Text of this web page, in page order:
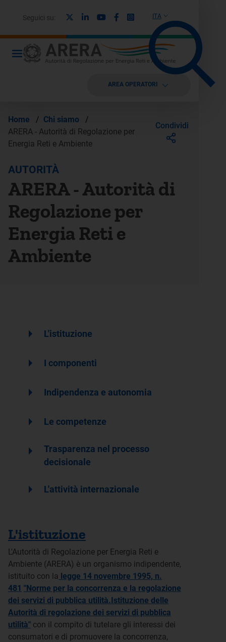
ITA
Seguici su: LinkedinYoutubeFacebook
Instagram
AREA OPERATORI
Home / Chi siamo
/
ARERA - Autorità di Regolazione per
Energia Reti e Ambiente
Condividi
AUTORITÀ
ARERA - Autorità di
Regolazione per
Energia Reti e
Ambiente
arrow_right L'istituzione
arrow_right I componenti
arrow_right Indipendenza e autonomia
arrow_right Le competenze
arrow_right
Trasparenza nel processo
decisionale
arrow_right L'attività internazionale
L'istituzione
L'Autorità di Regolazione per Energia Reti e
Ambiente (ARERA) è un organismo indipendente,
istituito con la legge 14 novembre 1995, n.
481 "Norme per la concorrenza e la regolazione
dei servizi di pubblica utilità.Istituzione delle
Autorità di regolazione dei servizi di pubblica
utilità" con il compito di tutelare gli interessi dei
consumatori e di promuovere la concorrenza,